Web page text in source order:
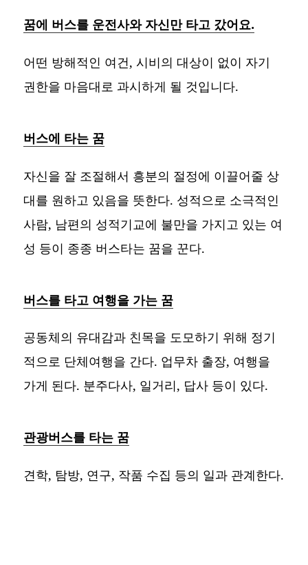
꿈에 버스를 운전사와 자신만 타고 갔어요.
어떤 방해적인 여건, 시비의 대상이 없이 자기
권한을 마음대로 과시하게 될 것입니다.
버스에 타는 꿈
자신을 잘 조절해서 흥분의 절정에 이끌어줄 상
대를 원하고 있음을 뜻한다. 성적으로 소극적인
사람, 남편의 성적기교에 불만을 가지고 있는 여
성 등이 종종 버스타는 꿈을 꾼다.
버스를 타고 여행을 가는 꿈
공동체의 유대감과 친목을 도모하기 위해 정기
적으로 단체여행을 간다. 업무차 출장, 여행을
가게 된다. 분주다사, 일거리, 답사 등이 있다.
관광버스를 타는 꿈
견학, 탐방, 연구, 작품 수집 등의 일과 관계한다.